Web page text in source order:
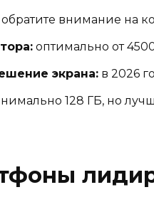
обратите внимание на
оптимально от
экрана: в 2026
128 ГБ, но